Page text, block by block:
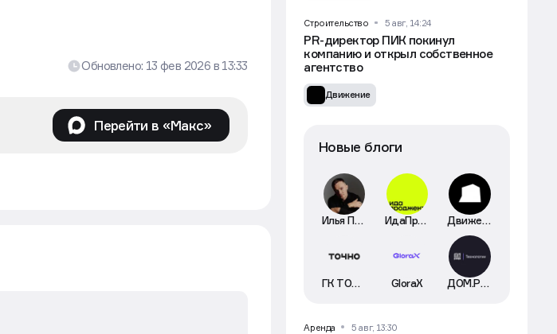
Обновлено: 13 фев 2026 в 13:33
Перейти в «Макс»
Строительство 5 авг, 14:24
PR-директор ПИК покинул
компанию и открыл собственное
агентство
Движение
Новые блоги
Илья Пискулин ИдаПроджект Движение
ГК ТОЧНО GloraX ДОМ.РФ Технологии
Аренда 5 авг, 13:30